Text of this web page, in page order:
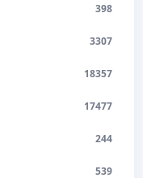
398
3307
18357
17477
244
539